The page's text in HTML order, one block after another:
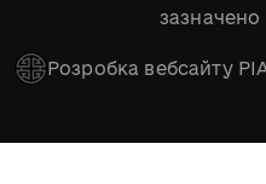
зазначено
Розробка вебсайту